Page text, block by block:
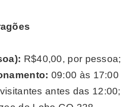
R$40,00, por pessoa;
09:00 às 17:00
antes das 12:00;